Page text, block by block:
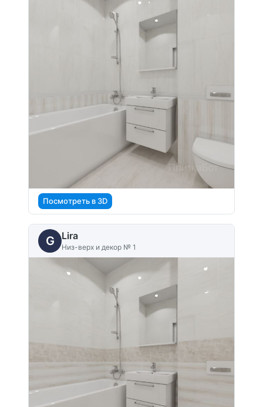
Посмотреть в 3D
G Lira
Низ-верх и декор № 1